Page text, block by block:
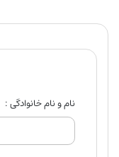
نام و نام خانوادگی :